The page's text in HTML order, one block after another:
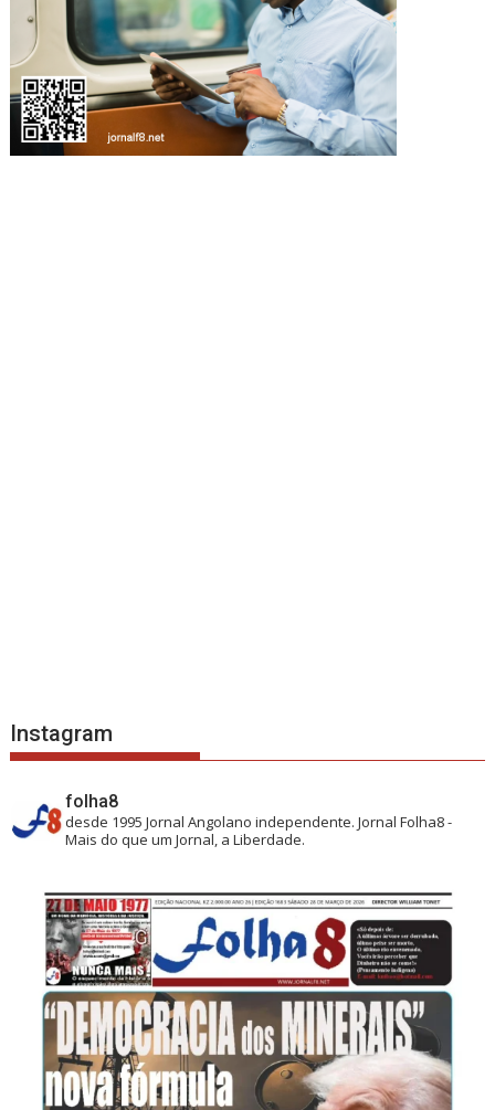
Instagram
folha8
desde 1995 Jornal Angolano independente.Jornal Folha8 -
Mais do que um Jornal, a Liberdade.